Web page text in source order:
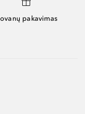
pakavimas